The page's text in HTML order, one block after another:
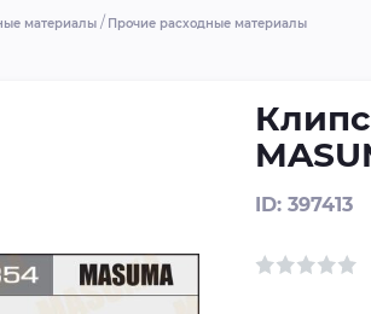
материалы Прочие расходные материалы
ID: 397413